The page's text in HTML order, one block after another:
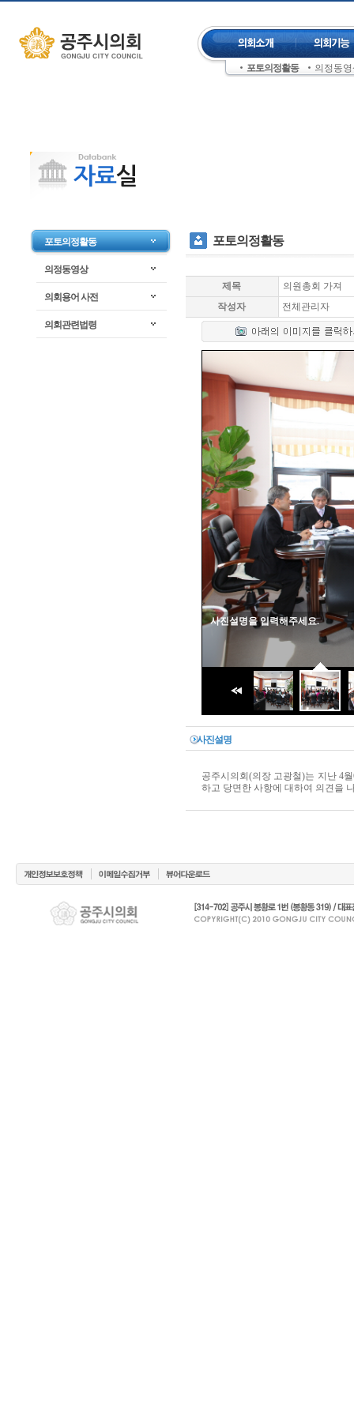
주메뉴 건너뛰기
포토의정활동 의정동
좌측메뉴 건너뛰기
포토의정활동
의정동영상
의회용어 사전
의회관련법령
포토의정활동
제목
의원총회 가져
작성자
전체관리자
사진설명을 입력해주세요.
사진설명
공주시의회(의장 고광철)는 지난 4
하고 당면한 사항에 대하여 의견을